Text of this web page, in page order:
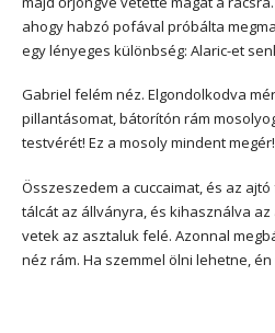
ahogy habzó pofával próbálta
egy lényeges különbség: Alaric-et
Gabriel felém néz. Elgondolkodva
pillantásomat, bátorítón rám
testvérét! Ez a mosoly mindent megér!
Összeszedem a cuccaimat, és az
tálcát az állványra, és kihasználva
vetek az asztaluk felé. Azonnal
néz rám. Ha szemmel ölni lehetne,